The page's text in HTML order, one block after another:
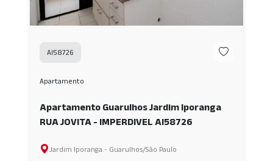
AI58726
Apartamento
Apartamento Guarulhos Jardim Iporanga
RUA JOVITA - IMPERDIVEL AI58726
Jardim Iporanga - Guarulhos/São Paulo